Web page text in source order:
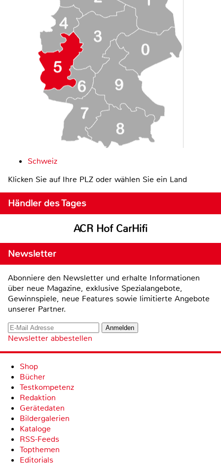
Schweiz
Klicken Sie auf Ihre PLZ oder wählen Sie ein Land
Händler des Tages
ACR Hof CarHifi
Newsletter
Abonniere den Newsletter und erhalte Informationen
über neue Magazine, exklusive Spezialangebote,
Gewinnspiele, neue Features sowie limitierte Angebote
unserer Partner.
Newsletter abbestellen
Shop
Bücher
Testkompetenz
Redaktion
Gerätedaten
Bildergalerien
Kataloge
RSS-Feeds
Topthemen
Editorials